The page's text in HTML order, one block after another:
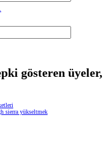
gösteren üyeler,
sierra yükseltmek